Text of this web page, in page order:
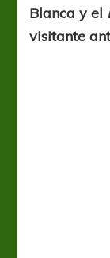
Blanca y el
visitante